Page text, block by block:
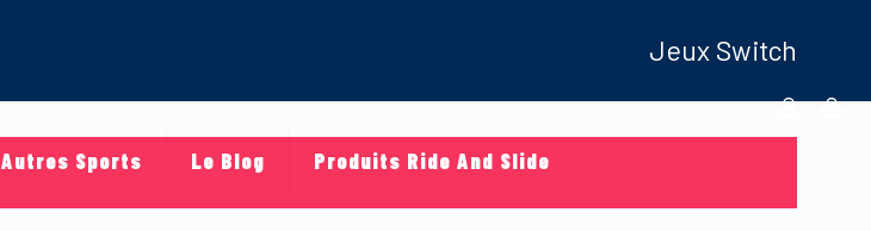
Autres Sports Le Blog Produits Ride And Slide
Jeux Switch